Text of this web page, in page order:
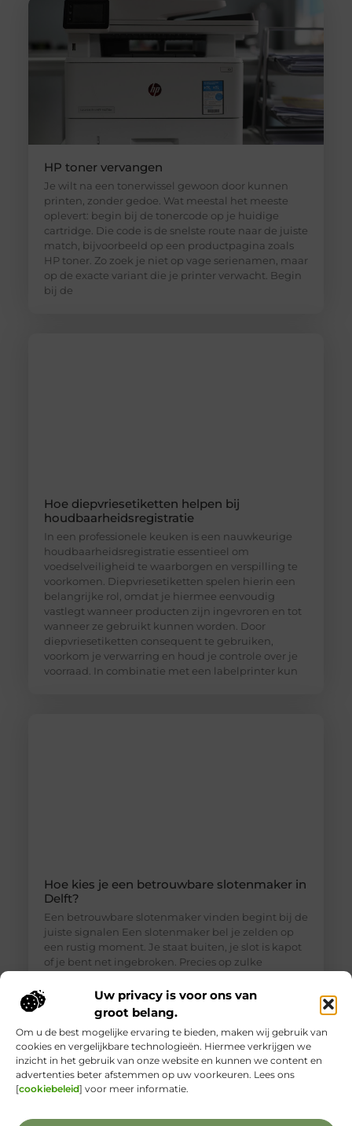
Uw privacy is voor ons van
groot belang.
Om u de best mogelijke ervaring te bieden, maken wij gebruik van
cookies en vergelijkbare technologieën. Hiermee verkrijgen we
inzicht in het gebruik van onze website en kunnen we content en
advertenties beter afstemmen op uw voorkeuren. Lees ons
[cookiebeleid] voor meer informatie.
HP toner vervangen
Je wilt na een tonerwissel gewoon door kunnen
printen, zonder gedoe. Wat meestal het meeste
oplevert: begin bij de tonercode op je huidige
cartridge. Die code is de snelste route naar de juiste
match, bijvoorbeeld op een productpagina zoals
HP toner. Zo zoek je niet op vage serienamen, maar
op de exacte variant die je printer verwacht. Begin
bij de
Hoe diepvriesetiketten helpen bij
houdbaarheidsregistratie
In een professionele keuken is een nauwkeurige
houdbaarheidsregistratie essentieel om
voedselveiligheid te waarborgen en verspilling te
voorkomen. Diepvriesetiketten spelen hierin een
belangrijke rol, omdat je hiermee eenvoudig
vastlegt wanneer producten zijn ingevroren en tot
wanneer ze gebruikt kunnen worden. Door
diepvriesetiketten consequent te gebruiken,
voorkom je verwarring en houd je controle over je
voorraad. In combinatie met een labelprinter kun
Hoe kies je een betrouwbare slotenmaker in
Delft?
Een betrouwbare slotenmaker vinden begint bij de
juiste signalen Een slotenmaker bel je zelden op
een rustig moment. Je staat buiten, je slot is kapot
of je bent net ingebroken. Precies op zulke
je voor je hebt. Toch is een betrouwbare
slotenmaker in Delft geen zeldzaamheid, als je
weet waar je